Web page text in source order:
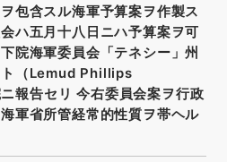
包含スル海軍予算案ヲ作製ス
ハ五月十八日ニハ予算案ヲ可
院海軍委員会「テネシー」州
ト（Lemud Phillips
報告セリ 今右委員会案ヲ行政
軍省所管経常的性質ヲ帯ヘル